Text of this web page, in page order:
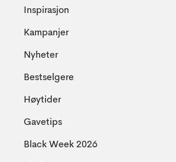
Inspirasjon
Kampanjer
Nyheter
Bestselgere
Høytider
Gavetips
Black Week 2026